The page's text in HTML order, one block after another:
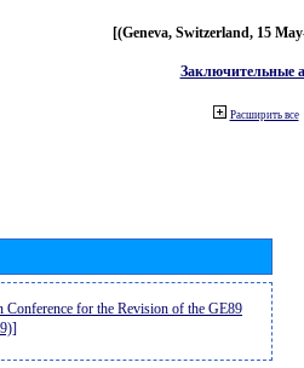
[(Geneva, Switzerland, 15
Заключительные
Расширить все
Conference for the Revision of the GE89